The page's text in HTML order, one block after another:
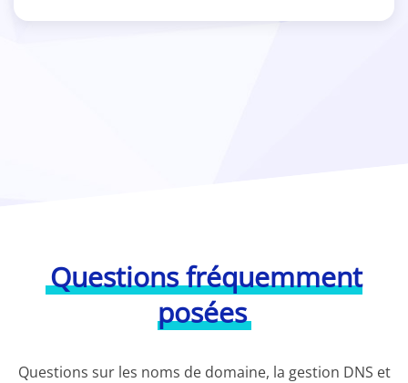
Questions fréquemment
posées
Questions sur les noms de domaine, la gestion DNS et